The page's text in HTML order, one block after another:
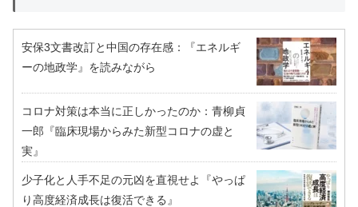
安保3文書改訂と中国の存在感：『エネルギ
ーの地政学』を読みながら
コロナ対策は本当に正しかったのか：青柳貞
一郎『臨床現場からみた新型コロナの虚と
実』
少子化と人手不足の元凶を直視せよ『やっぱ
り高度経済成長は復活できる』